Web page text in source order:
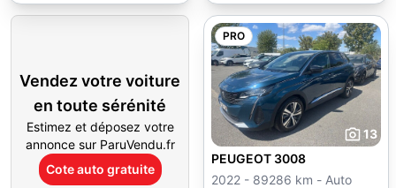
Vendez votre voiture
en toute sérénité
Estimez et déposez votre
annonce sur ParuVendu.fr
Cote auto gratuite
PRO
13
PEUGEOT 3008
2022 - 89286 km - Auto